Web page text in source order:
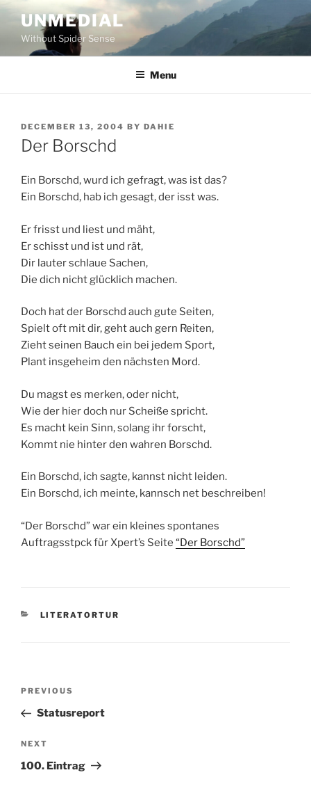
Skip
content
UNMEDIAL
Without Spider Sense
Menu
POSTED
ON
DECEMBER 13, 2004 BY DAHIE
Der Borschd
Ein Borschd, wurd ich gefragt, was ist das?
Ein Borschd, hab ich gesagt, der isst was.
Er frisst und liest und mäht,
Er schisst und ist und rät,
Dir lauter schlaue Sachen,
Die dich nicht glücklich machen.
Doch hat der Borschd auch gute Seiten,
Spielt oft mit dir, geht auch gern Reiten,
Zieht seinen Bauch ein bei jedem Sport,
Plant insgeheim den nächsten Mord.
Du magst es merken, oder nicht,
Wie der hier doch nur Scheiße spricht.
Es macht kein Sinn, solang ihr forscht,
Kommt nie hinter den wahren Borschd.
Ein Borschd, ich sagte, kannst nicht leiden.
Ein Borschd, ich meinte, kannsch net beschreiben!
“Der Borschd” war ein kleines spontanes
Auftragsstpck für Xpert’s Seite “Der Borschd”
CATEGORIES
LITERATORTUR
Previous
Post
PREVIOUS
Statusreport
Next
Post
NEXT
100. Eintrag